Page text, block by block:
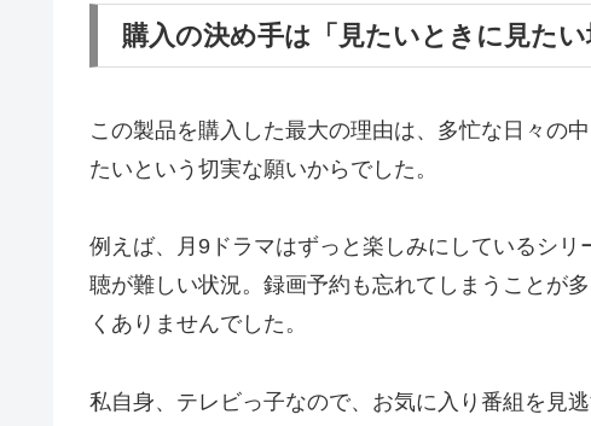
購入の決め手は「見たいときに見た
この製品を購入した最大の理由は、多忙な日々の
たいという切実な願いからでした。
例えば、月9ドラマはずっと楽しみにしているシ
聴が難しい状況。録画予約も忘れてしまうことが
くありませんでした。
私自身、テレビっ子なので、お気に入り番組を見